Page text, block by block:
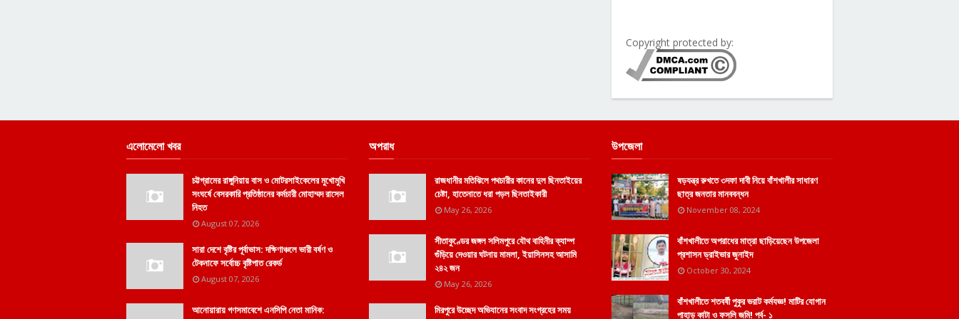
Copyright protected by:
এলোমেলো খবর
চট্টগ্রামের রাঙ্গুনিয়ায় বাস ও মোটরসাইকেলের মুখোমুখি
সংঘর্ষে বেসরকারি প্রতিষ্ঠানের কর্মচারী মোহাম্মদ রাসেল
নিহত
August 07, 2026
সারা দেশে বৃষ্টির পূর্বাভাস: দক্ষিণাঞ্চলে ভারী বর্ষণ ও
টেকনাফে সর্বোচ্চ বৃষ্টিপাত রেকর্ড
August 07, 2026
আনোয়ারায় গণসমাবেশে এনসিপি নেতা মানিক:
অপরাধ
রাজধানীর মতিঝিলে পথচারীর কানের দুল ছিনতাইয়ের
চেষ্টা, হাতেনাতে ধরা পড়ল ছিনতাইকারী
May 26, 2026
সীতাকুণ্ডের জঙ্গল সলিমপুরে যৌথ বাহিনীর ক্যাম্প
গুঁড়িয়ে দেওয়ার ঘটনায় মামলা, ইয়াসিনসহ আসামি
২৪২ জন
May 26, 2026
মিরপুরে উচ্ছেদ অভিযানের সংবাদ সংগ্রহের সময়
উপজেলা
ষড়যন্ত্র রুখতে ৩দফা দাবী নিয়ে বাঁশখালীর সাধারণ
ছাত্র জনতার মানববন্ধন
November 08, 2024
বাঁশখালীতে অপরাধের মাত্রা ছাড়িয়েছেন উপজেলা
প্রশাসন ড্রাইভার জুনাইদ
October 30, 2024
বাঁশখালীতে শতবর্ষী পুকুর ভরাট কর্মযজ্ঞ! মাটির যোগান
পাহাড় কাটা ও ফসলি জমি! পর্ব- ১